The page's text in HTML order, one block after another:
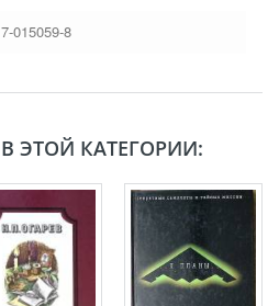
015059-8
ЭТОЙ КАТЕГОРИИ: